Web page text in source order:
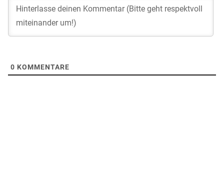
0 KOMMENTARE